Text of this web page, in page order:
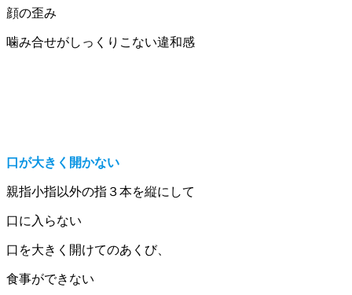
顔の歪み
噛み合せがしっくりこない違和感
口が大きく開かない
親指小指以外の指３本を縦にして
口に入らない
口を大きく開けてのあくび、
食事ができない